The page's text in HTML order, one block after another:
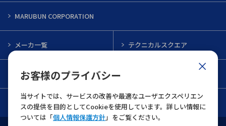
お客様のプライバシー
当サイトでは、サービスの改善や最適なユーザエクスペリエン
スの提供を目的としてCookieを使用しています。詳しい情報に
ついては「個人情報保護方針」をご覧ください。
MARUBUN CORPORATION
メーカ一覧 テクニカルスクエア
インフォメーション
お問い合わせ